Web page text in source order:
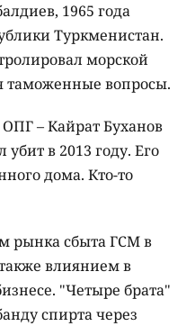
1965 года
Туркменистан.
морской
таможенные вопросы.
– Кайрат Буханов
в 2013 году. Его
дома. Кто-то
рынка сбыта ГСМ в
влиянием в
"Четыре брата"
спирта через